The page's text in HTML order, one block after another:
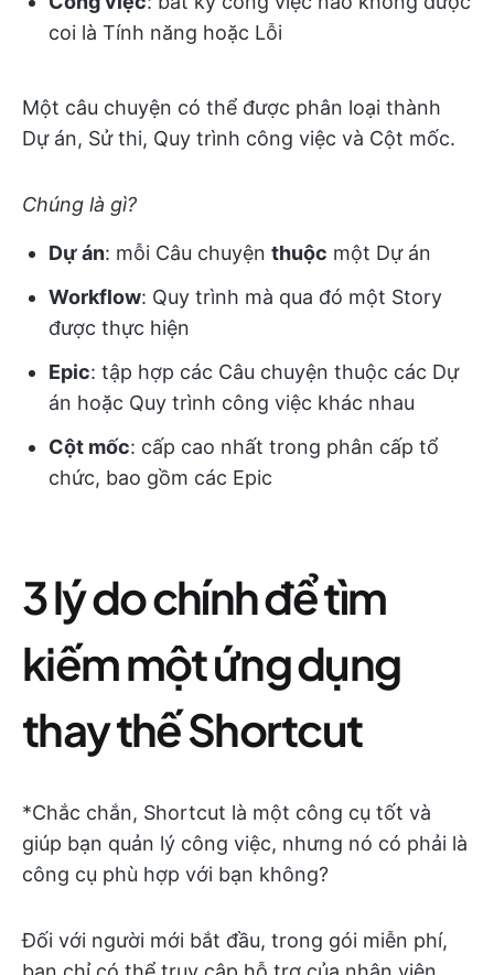
coi là Tính năng hoặc Lỗi
Một câu chuyện có thể được phân loại thành
Dự án, Sử thi, Quy trình công việc và Cột mốc.
Chúng là gì?
Dự án: mỗi Câu chuyện thuộc một Dự án
Workflow: Quy trình mà qua đó một Story
được thực hiện
Epic: tập hợp các Câu chuyện thuộc các Dự
án hoặc Quy trình công việc khác nhau
Cột mốc: cấp cao nhất trong phân cấp tổ
chức, bao gồm các Epic
3 lý do chính để tìm
kiếm một ứng dụng
thay thế Shortcut
*Chắc chắn, Shortcut là một công cụ tốt và
giúp bạn quản lý công việc, nhưng nó có phải là
công cụ phù hợp với bạn không?
Đối với người mới bắt đầu, trong gói miễn phí,